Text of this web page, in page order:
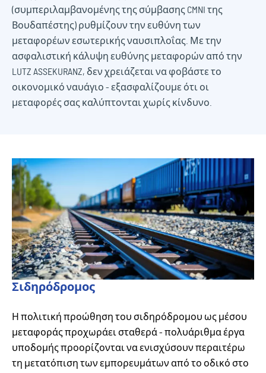
(συμπεριλαμβανομένης της σύμβασης CMNI της
Βουδαπέστης) ρυθμίζουν την ευθύνη των
μεταφορέων εσωτερικής ναυσιπλοΐας. Με την
ασφαλιστική κάλυψη ευθύνης μεταφορών από την
LUTZ ASSEKURANZ, δεν χρειάζεται να φοβάστε το
οικονομικό ναυάγιο - εξασφαλίζουμε ότι οι
μεταφορές σας καλύπτονται χωρίς κίνδυνο.
Σιδηρόδρομος
Η πολιτική προώθηση του σιδηρόδρομου ως μέσου
μεταφοράς προχωράει σταθερά - πολυάριθμα έργα
υποδομής προορίζονται να ενισχύσουν περαιτέρω
τη μετατόπιση των εμπορευμάτων από το οδικό στο